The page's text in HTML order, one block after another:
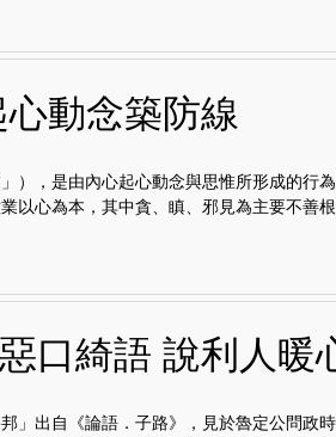
動念築防線
），是由內心起心動念與思惟所形成的行
以心為本，其中貪、瞋、邪見為主要不善根
口綺語 說利人暖
」出自《論語．子路》，見於魯定公問政